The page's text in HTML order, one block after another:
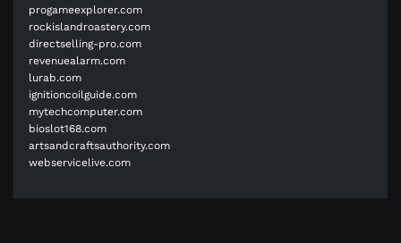
progameexplorer.com
rockislandroastery.com
directselling-pro.com
revenuealarm.com
lurab.com
ignitioncoilguide.com
mytechcomputer.com
bioslot168.com
artsandcraftsauthority.com
webservicelive.com